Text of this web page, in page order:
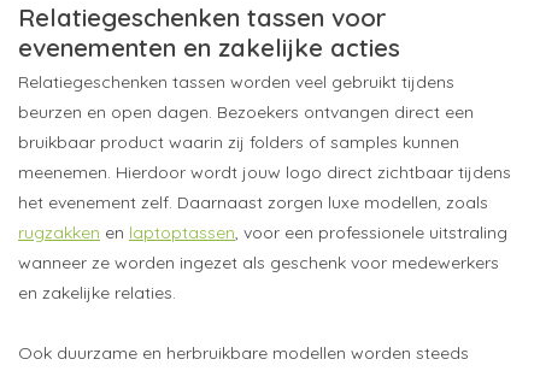
Relatiegeschenken tassen voor
evenementen en zakelijke acties
Relatiegeschenken tassen worden veel gebruikt tijdens
beurzen en open dagen. Bezoekers ontvangen direct een
bruikbaar product waarin zij folders of samples kunnen
meenemen. Hierdoor wordt jouw logo direct zichtbaar tijdens
het evenement zelf. Daarnaast zorgen luxe modellen, zoals
rugzakken en laptoptassen, voor een professionele uitstraling
wanneer ze worden ingezet als geschenk voor medewerkers
en zakelijke relaties.
Ook duurzame en herbruikbare modellen worden steeds